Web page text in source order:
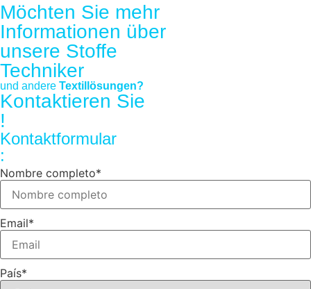
Möchten Sie mehr
Informationen über
unsere Stoffe
Techniker
und andere Textillösungen?
Kontaktieren Sie
!
Kontaktformular
:
Nombre completo*
Email*
País*